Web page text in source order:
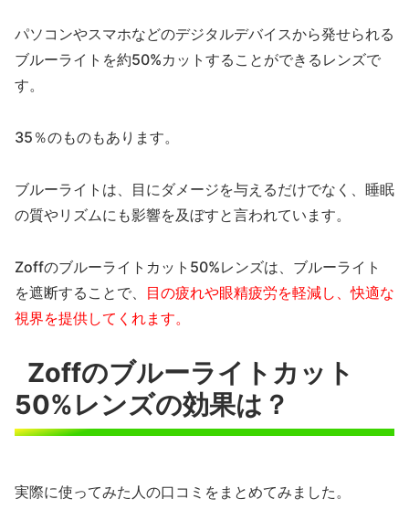
パソコンやスマホなどのデジタルデバイスから発せられる
ブルーライトを約50%カットすることができるレンズで
す。
35％のものもあります。
ブルーライトは、目にダメージを与えるだけでなく、睡眠
の質やリズムにも影響を及ぼすと言われています。
Zoffのブルーライトカット50%レンズは、ブルーライト
を遮断することで、 目の疲れや眼精疲労を軽減し、快適な
視界を提供してくれます。
Zoffのブルーライトカット
50%レンズの効果は？
実際に使ってみた人の口コミをまとめてみました。